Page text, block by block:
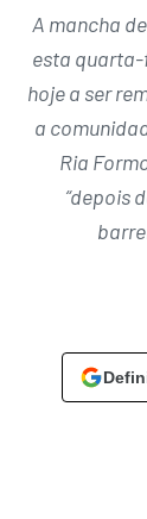
A mancha
esta quarta-
hoje a ser
a
Ria
“depois